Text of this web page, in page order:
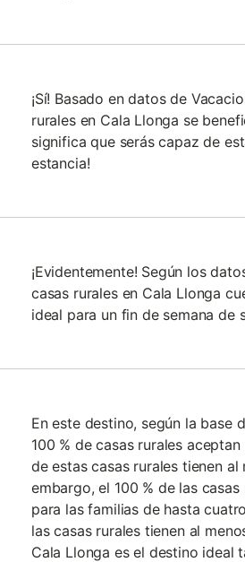
¡Sí! Basado en datos de
rurales en Cala Llonga se
significa que serás capaz de
estancia!
¡Evidentemente! Según los
casas rurales en Cala Llonga
ideal para un fin de semana de
En este destino, según la base
100 % de casas rurales
de estas casas rurales tienen
embargo, el 100 % de las
para las familias de hasta
las casas rurales tienen al
Cala Llonga es el destino ideal